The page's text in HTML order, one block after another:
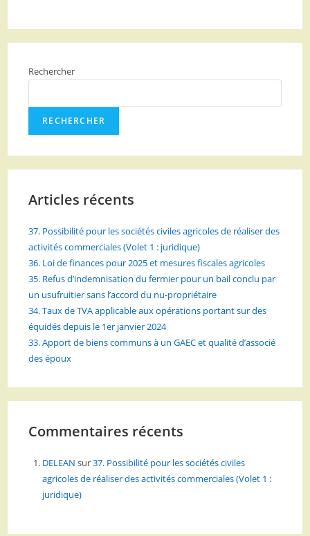
Rechercher
RECHERCHER
Articles récents
37. Possibilité pour les sociétés civiles agricoles de réaliser des
activités commerciales (Volet 1 : juridique)
36. Loi de finances pour 2025 et mesures fiscales agricoles
35. Refus d’indemnisation du fermier pour un bail conclu par
un usufruitier sans l’accord du nu-propriétaire
34. Taux de TVA applicable aux opérations portant sur des
équidés depuis le 1er janvier 2024
33. Apport de biens communs à un GAEC et qualité d’associé
des époux
Commentaires récents
DELEAN sur37. Possibilité pour les sociétés civiles
agricoles de réaliser des activités commerciales (Volet 1 :
juridique)